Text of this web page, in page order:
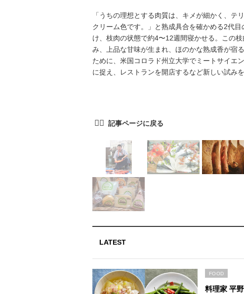
「うちの理想とする肉質は、キメが細かく、テ
クリーム色です。」と熟成具合を確かめる2代
け、枝肉の状態で約4〜12週間寝かせる。この
み、上品な甘味が生まれ、ほのかな熟成香が宿
ために、米国コロラド州立大学でミートサイエ
に捉え、レストランを開店するなど新しい試み
LATEST
料理家 平
FOOD